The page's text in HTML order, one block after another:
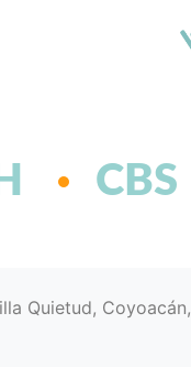
CBS
Quietud, Coyoacán,